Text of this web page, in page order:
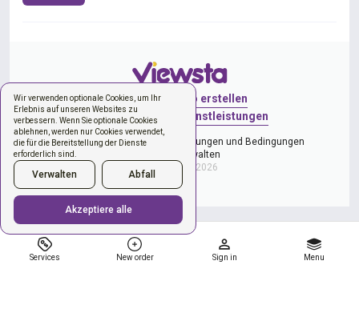
Wir verwenden optionale Cookies, um Ihr
Erlebnis auf unseren Websites zu
verbessern. Wenn Sie optionale Cookies
ablehnen, werden nur Cookies verwendet,
die für die Bereitstellung der Dienste
erforderlich sind.
Verwalten Abfall
Akzeptiere alle
Services New order Sign in Menu
Anmelden
Konto erstellen
Neue Bestellung
Dienstleistungen
Datenschutzerklärung
Bestimmungen und Bedingungen
Cookies verwalten
Copyright © 2026